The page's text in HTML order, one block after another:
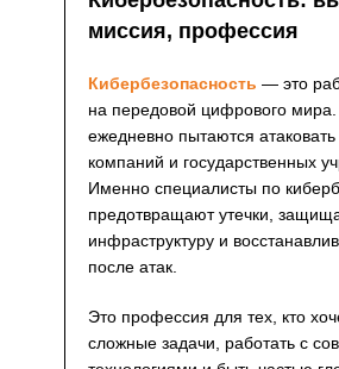
миссия, профессия
Кибербезопасность — это
на передовой цифрового
ежедневно пытаются
компаний и государственных
Именно специалисты по
предотвращают утечки,
инфраструктуру и
после атак.
Это профессия для тех, кто
сложные задачи, работать с